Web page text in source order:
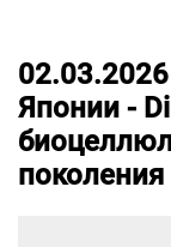
02.03.2026
Японии -